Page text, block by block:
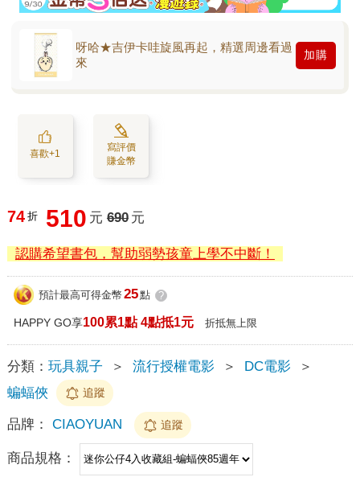
呀哈★吉伊卡哇旋風再起，精選周邊看過
來
加購
喜歡+1
寫評價
賺金幣
74 折 510 元 690 元
認購希望書包，幫助弱勢孩童上學不中斷！
預計最高可得金幣 25點 ?
HAPPY GO享100累1點 4點抵1元 折抵無上限
分類： 玩具親子 ＞ 流行授權電影 ＞ DC電影
＞
蝙蝠俠
追蹤
品牌： CIAOYUAN 追蹤
商品規格：